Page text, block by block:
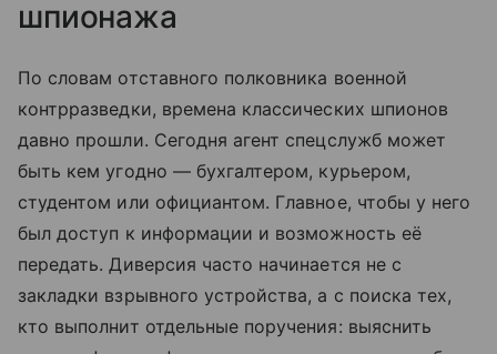
шпионажа
По словам отставного полковника военной
контрразведки, времена классических шпионов
давно прошли. Сегодня агент спецслужб может
быть кем угодно — бухгалтером, курьером,
студентом или официантом. Главное, чтобы у него
был доступ к информации и возможность её
передать. Диверсия часто начинается не с
закладки взрывного устройства, а с поиска тех,
кто выполнит отдельные поручения: выяснить